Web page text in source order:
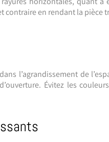
contraire en rendant la pièce
l’agrandissement de
Évitez les